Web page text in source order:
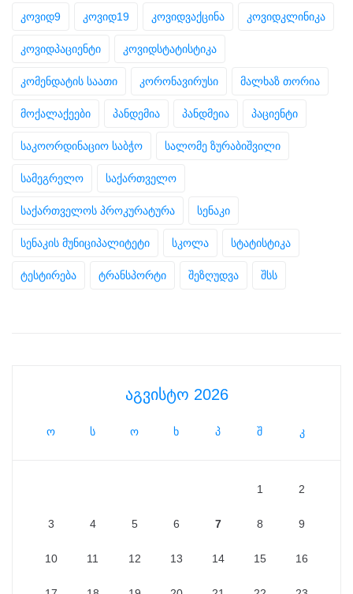
კოვიდ9 კოვიდ19 კოვიდვაქცინა კოვიდკლინიკა
კოვიდპაციენტი კოვიდსტატისტიკა
კომენდატის საათი კორონავირუსი მალხაზ თორია
მოქალაქეები პანდემია პანდმეია პაციენტი
საკოორდინაციო საბჭო სალომე ზურაბიშვილი
სამეგრელო საქართველო
საქართველოს პროკურატურა სენაკი
სენაკის მუნიციპალიტეტი სკოლა სტატისტიკა
ტესტირება ტრანსპორტი შეზღუდვა შსს
აგვისტო 2026
ო ს ო ხ პ შ კ
1 2
3 4 5 6 7 8 9
10 11 12 13 14 15 16